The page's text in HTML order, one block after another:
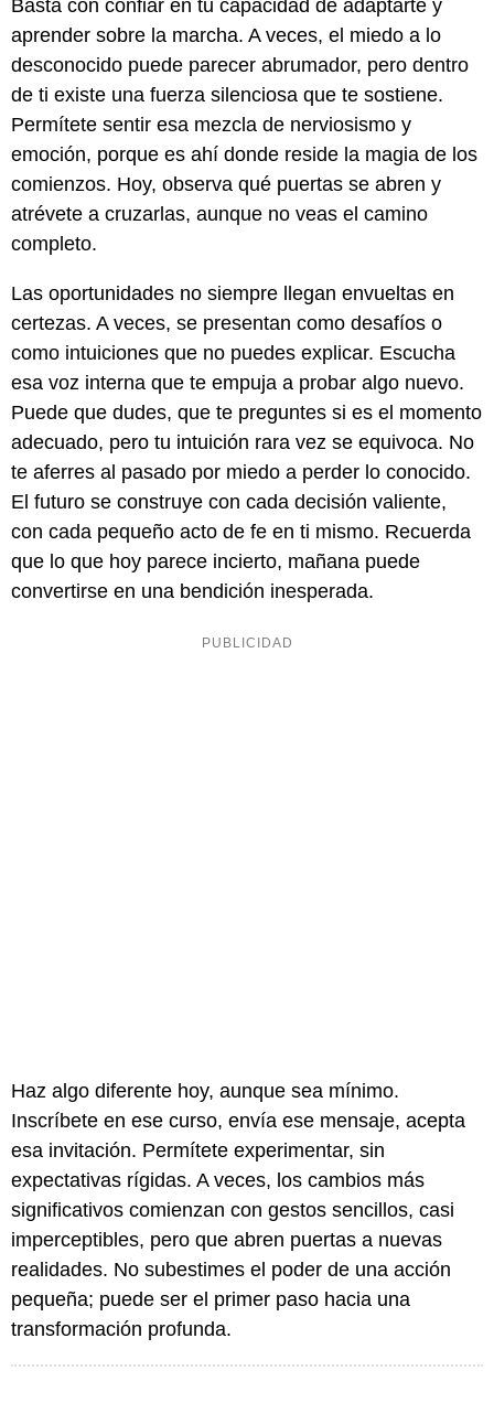
Basta con confiar en tu capacidad de adaptarte y
aprender sobre la marcha. A veces, el miedo a lo
desconocido puede parecer abrumador, pero dentro
de ti existe una fuerza silenciosa que te sostiene.
Permítete sentir esa mezcla de nerviosismo y
emoción, porque es ahí donde reside la magia de los
comienzos. Hoy, observa qué puertas se abren y
atrévete a cruzarlas, aunque no veas el camino
completo.
Las oportunidades no siempre llegan envueltas en
certezas. A veces, se presentan como desafíos o
como intuiciones que no puedes explicar. Escucha
esa voz interna que te empuja a probar algo nuevo.
Puede que dudes, que te preguntes si es el momento
adecuado, pero tu intuición rara vez se equivoca. No
te aferres al pasado por miedo a perder lo conocido.
El futuro se construye con cada decisión valiente,
con cada pequeño acto de fe en ti mismo. Recuerda
que lo que hoy parece incierto, mañana puede
convertirse en una bendición inesperada.
Haz algo diferente hoy, aunque sea mínimo.
Inscríbete en ese curso, envía ese mensaje, acepta
esa invitación. Permítete experimentar, sin
expectativas rígidas. A veces, los cambios más
significativos comienzan con gestos sencillos, casi
imperceptibles, pero que abren puertas a nuevas
realidades. No subestimes el poder de una acción
pequeña; puede ser el primer paso hacia una
transformación profunda.